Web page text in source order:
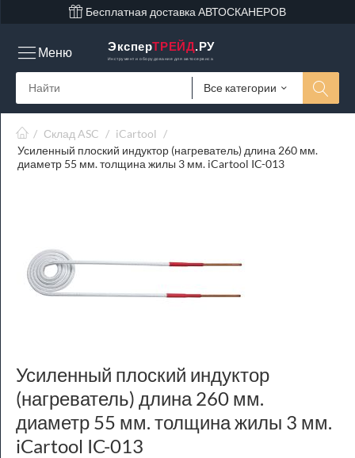
Бесплатная доставка АВТОСКАНЕРОВ
ЭксперТРЕЙД.РУ
Инструмент и оборудование для автосервиса
Все категории
Меню
/ Склад ASC / iCartool /
Усиленный плоский индуктор (нагреватель) длина 260 мм.
диаметр 55 мм. толщина жилы 3 мм. iCartool IC-013
Усиленный плоский индуктор
(нагреватель) длина 260 мм.
диаметр 55 мм. толщина жилы 3 мм.
iCartool IC-013